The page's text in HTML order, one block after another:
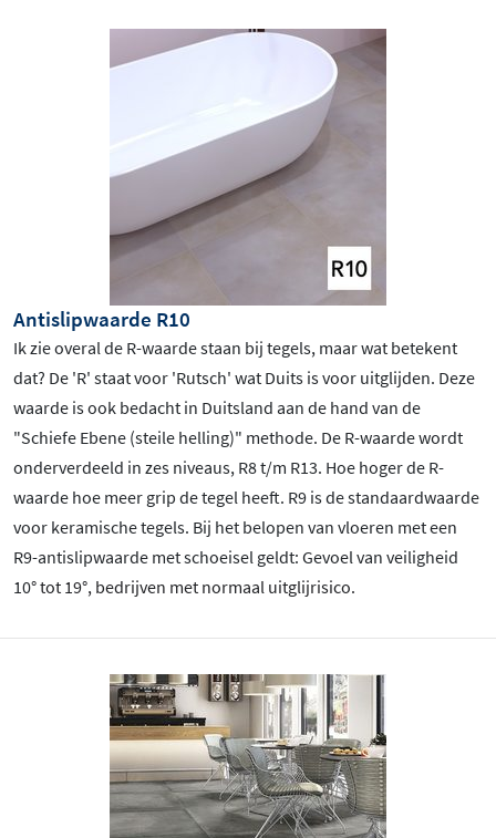
Antislipwaarde R10
Ik zie overal de R-waarde staan bij tegels, maar wat betekent
dat? De 'R' staat voor 'Rutsch' wat Duits is voor uitglijden. Deze
waarde is ook bedacht in Duitsland aan de hand van de
"Schiefe Ebene (steile helling)" methode. De R-waarde wordt
onderverdeeld in zes niveaus, R8 t/m R13. Hoe hoger de R-
waarde hoe meer grip de tegel heeft. R9 is de standaardwaarde
voor keramische tegels. Bij het belopen van vloeren met een
R9-antislipwaarde met schoeisel geldt: Gevoel van veiligheid
10° tot 19°, bedrijven met normaal uitglijrisico.